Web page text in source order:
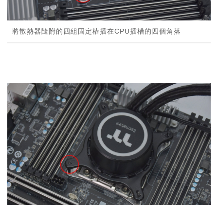
將散熱器隨附的四組固定樁插在CPU插槽的四個角落